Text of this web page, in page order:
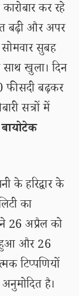
कर रहे
बढ़ी और अपर
सोमवार सुबह
खुला। दिन
फीसदी बढ़कर
सत्रों में
के हरिद्वार के
का
26 अप्रैल को
हुआ और 26
टिप्पणियों
है।